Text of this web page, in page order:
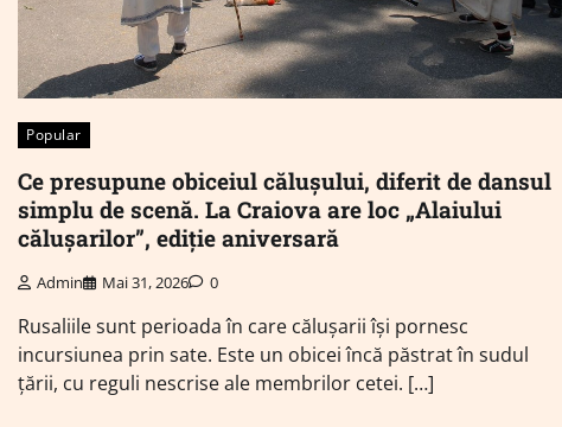
Popular
Ce presupune obiceiul călușului, diferit de dansul
simplu de scenă. La Craiova are loc „Alaiului
călușarilor”, ediție aniversară
Admin Mai 31, 2026 0
Rusaliile sunt perioada în care călușarii își pornesc
incursiunea prin sate. Este un obicei încă păstrat în sudul
țării, cu reguli nescrise ale membrilor cetei. […]